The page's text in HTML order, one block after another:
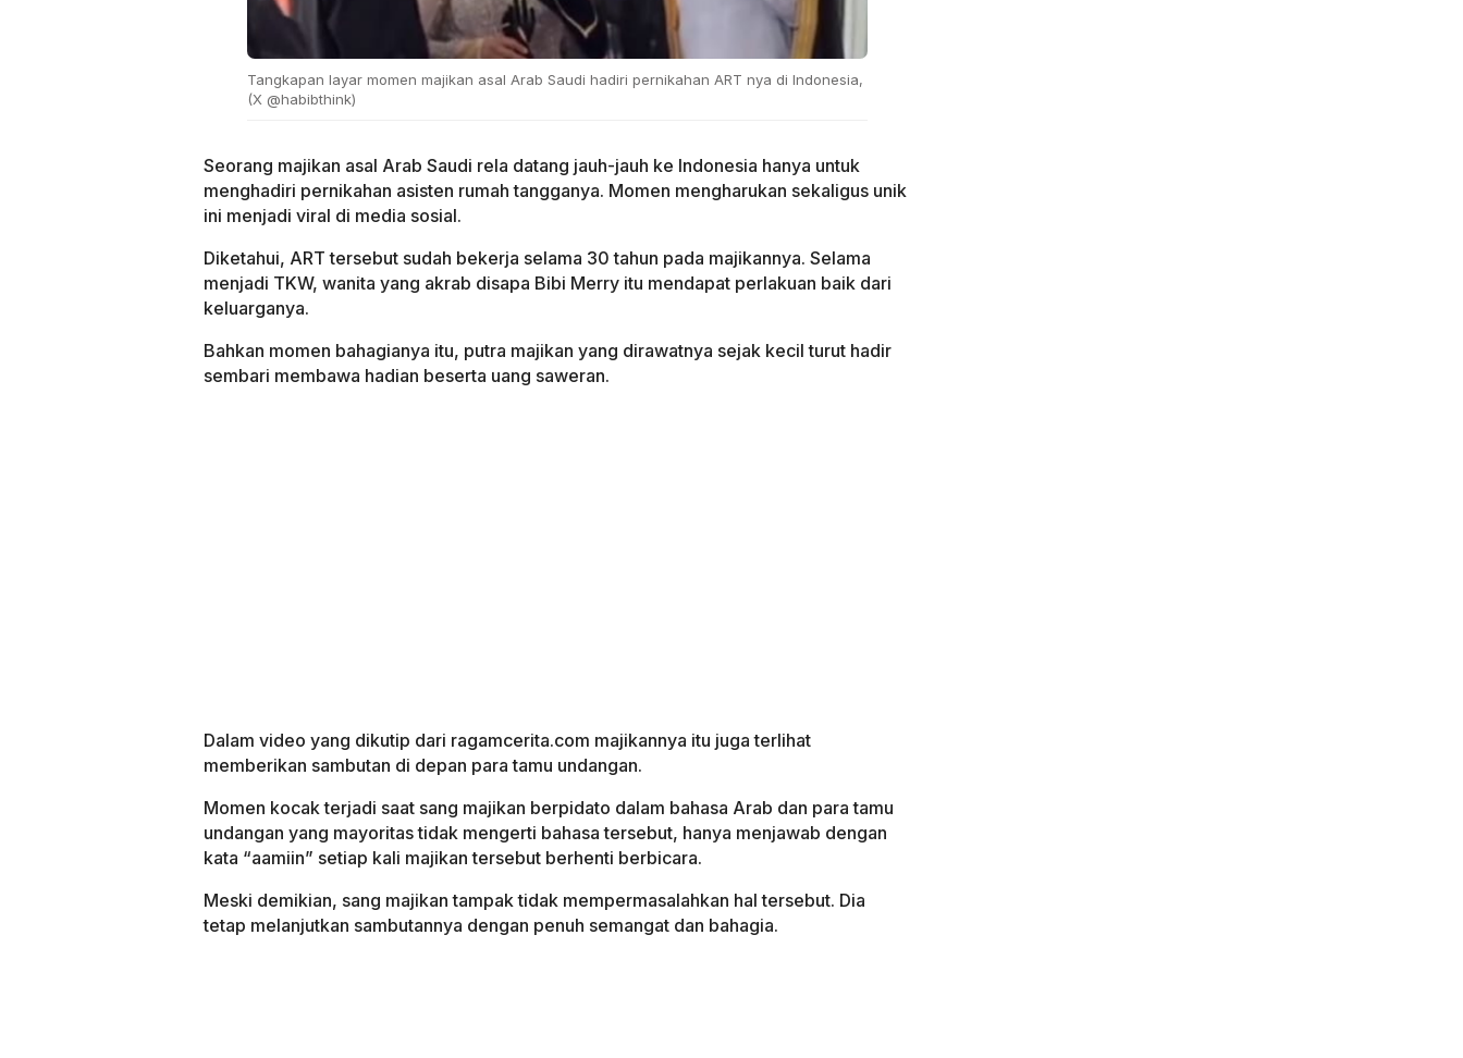
Tangkapan layar momen majikan asal Arab Saudi hadiri pernikahan ART nya di Indonesia,
(X @habibthink)
Seorang majikan asal Arab Saudi rela datang jauh-jauh ke Indonesia hanya untuk
menghadiri pernikahan asisten rumah tangganya. Momen mengharukan sekaligus unik
ini menjadi viral di media sosial.
Diketahui, ART tersebut sudah bekerja selama 30 tahun pada majikannya. Selama
menjadi TKW, wanita yang akrab disapa Bibi Merry itu mendapat perlakuan baik dari
keluarganya.
Bahkan momen bahagianya itu, putra majikan yang dirawatnya sejak kecil turut hadir
sembari membawa hadian beserta uang saweran.
Dalam video yang dikutip dari ragamcerita.com majikannya itu juga terlihat
memberikan sambutan di depan para tamu undangan.
Momen kocak terjadi saat sang majikan berpidato dalam bahasa Arab dan para tamu
undangan yang mayoritas tidak mengerti bahasa tersebut, hanya menjawab dengan
kata “aamiin” setiap kali majikan tersebut berhenti berbicara.
Meski demikian, sang majikan tampak tidak mempermasalahkan hal tersebut. Dia
tetap melanjutkan sambutannya dengan penuh semangat dan bahagia.